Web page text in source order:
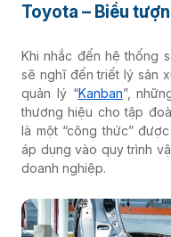
Toyota – Biểu
Khi nhắc đến hệ thống
sẽ nghĩ đến triết lý sản
quản lý “Kanban”,
thương hiệu cho tập
là một “công thức”
áp dụng vào quy trình
doanh nghiệp.